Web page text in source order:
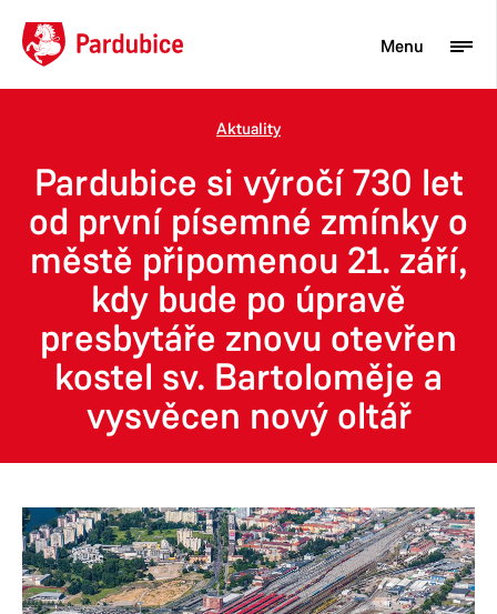
Turista
Aktuality
Občan
Podnikatel
Město
Aktuality
Pardubice si výročí 730 let
od první písemné zmínky o
městě připomenou 21. září,
kdy bude po úpravě
presbytáře znovu otevřen
kostel sv. Bartoloměje a
vysvěcen nový oltář
Menu